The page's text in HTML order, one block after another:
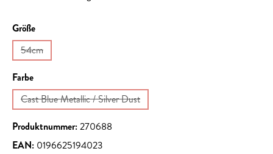
Größeauswählen
54cm
(Diese Option ist zurzeit nicht verfügbar.)
Farbeauswählen
Cast Blue Metallic / Silver Dust
(Diese Option ist zurzeit nicht verfügbar.)
Produktnummer:270688
EAN: 0196625194023